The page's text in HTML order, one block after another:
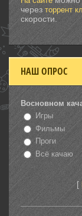
через торрент
скорости.
НАШ ОПРОС
Восновном
Игры
Фильмы
Проги
Всё качаю
[